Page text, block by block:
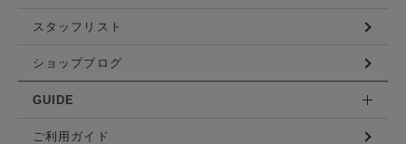
スタッフリスト
ショップブログ
GUIDE
ご利用ガイド